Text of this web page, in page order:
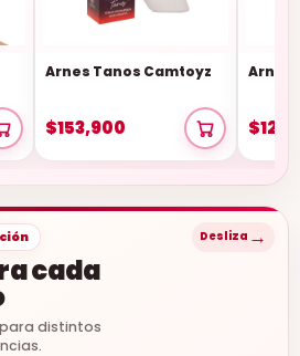
Arnes Tanos Camtoyz
$153,900
Arnes
cada
distintos
Desliza →